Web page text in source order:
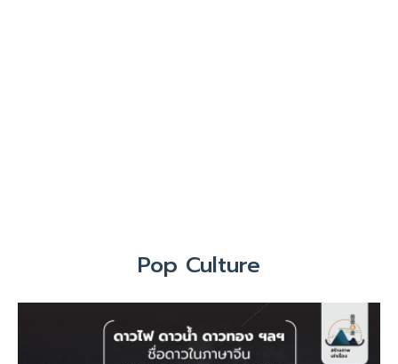
Pop Culture